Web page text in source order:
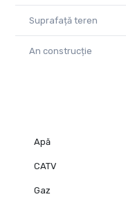
Suprafață teren
An construcție
Apă
CATV
Gaz